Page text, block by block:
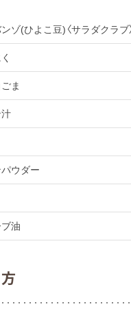
ゾ(ひよこ豆)〈サラダクラブ
ま
ウダー
油